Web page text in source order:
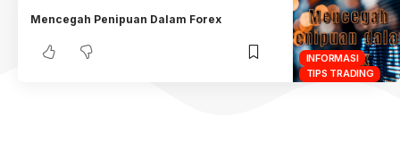
INFORMASI
TIPS TRADING
Mencegah Penipuan Dalam Forex